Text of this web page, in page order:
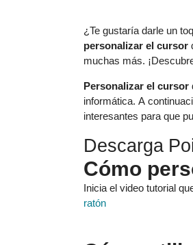
¿Te gustaría darle un
personalizar el cursor
muchas más.
Personalizar el cursor
informática. A
interesantes para que
Descarga
Cómo
Inicia el video tutorial
ratón